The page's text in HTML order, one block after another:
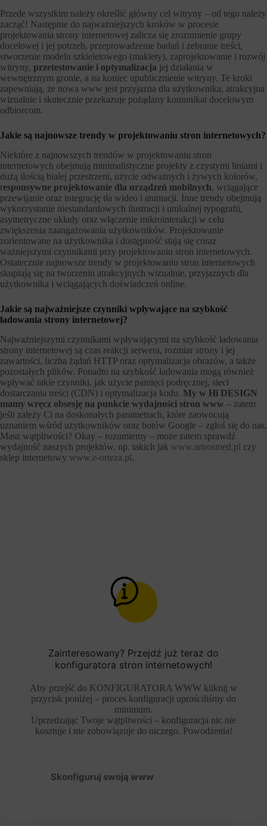
Przede wszystkim należy określić główny cel witryny – od tego należy
zacząć! Następnie do najważniejszych kroków w procesie
projektowania strony internetowej zalicza się zrozumienie grupy
docelowej i jej potrzeb, przeprowadzenie badań i zebranie treści,
stworzenie modelu szkieletowego (makiety), zaprojektowanie i rozwój
witryny, przetestowanie i optymalizacja jej działania w
wewnętrznym gronie, a na koniec upublicznienie witryny. Te kroki
zapewniają, że nowa www jest przyjazna dla użytkownika, atrakcyjna
wizualnie i skutecznie przekazuje pożądany komunikat docelowym
odbiorcom.
Jakie są najnowsze trendy w projektowaniu stron internetowych?
Niektóre z najnowszych trendów w projektowaniu stron
internetowych obejmują minimalistyczne projekty z czystymi liniami i
dużą ilością białej przestrzeni, użycie odważnych i żywych kolorów,
responsywne projektowanie dla urządzeń mobilnych, wciągające
przewijanie oraz integrację tła wideo i animacji. Inne trendy obejmują
wykorzystanie niestandardowych ilustracji i unikalnej typografii,
asymetryczne układy oraz włączenie mikrointerakcji w celu
zwiększenia zaangażowania użytkowników. Projektowanie
zorientowane na użytkownika i dostępność stają się coraz
ważniejszymi czynnikami przy projektowaniu stron internetowych.
Ostatecznie najnowsze trendy w projektowaniu stron internetowych
skupiają się na tworzeniu atrakcyjnych wizualnie, przyjaznych dla
użytkownika i wciągających doświadczeń online.
Jakie są najważniejsze czynniki wpływające na szybkość
ładowania strony internetowej?
Najważniejszymi czynnikami wpływającymi na szybkość ładowania
strony internetowej są czas reakcji serwera, rozmiar strony i jej
zawartości, liczba żądań HTTP oraz optymalizacja obrazów, a także
pozostałych plików. Ponadto na szybkość ładowania mogą również
wpływać takie czynniki, jak użycie pamięci podręcznej, sieci
dostarczania treści (CDN) i optymalizacja kodu. My w Hi DESIGN
mamy wręcz obsesję na punkcie wydajności stron www – zatem
jeśli zależy Ci na doskonałych parametrach, które zaowocują
uznaniem wśród użytkowników oraz botów Google – zgłoś się do nas.
Masz wątpliwości? Okay – rozumiemy – może zatem sprawdź
wydajność naszych projektów, np. takich jak www.artrosmed.pl czy
sklep internetowy www.e-orteza.pl.
Zainteresowany? Przejdź już teraz do
konfiguratora stron internetowych!
Aby przejść do KONFIGURATORA WWW kliknij w
przycisk poniżej – proces konfiguracji uprościliśmy do
minimum.
Uprzedzając Twoje wątpliwości – konfiguracja nic nie
kosztuje i nie zobowiązuje do niczego. Powodzenia!
Skonfiguruj swoją www